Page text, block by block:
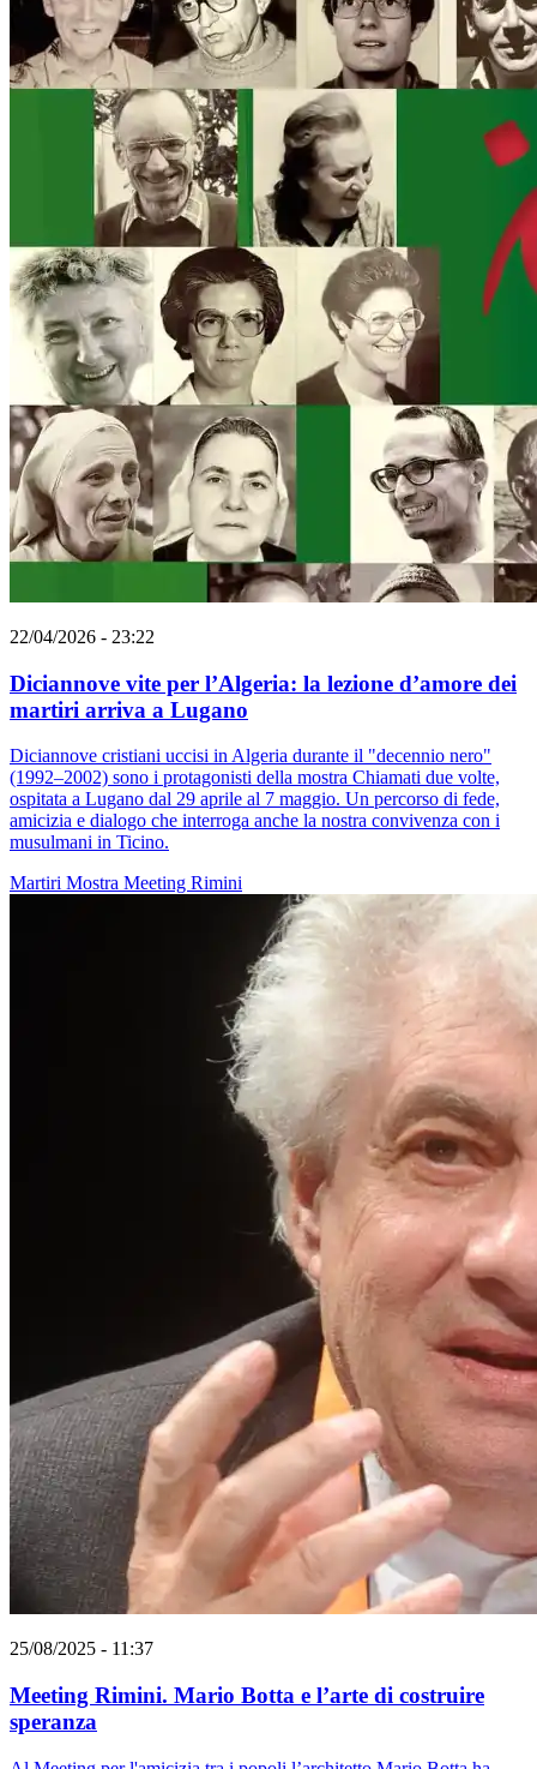
22/04/2026 - 23:22
Diciannove vite per l’Algeria: la lezione d’amore dei
martiri arriva a Lugano
Diciannove cristiani uccisi in Algeria durante il "decennio nero"
(1992–2002) sono i protagonisti della mostra Chiamati due volte,
ospitata a Lugano dal 29 aprile al 7 maggio. Un percorso di fede,
amicizia e dialogo che interroga anche la nostra convivenza con i
musulmani in Ticino.
Martiri Mostra Meeting Rimini
25/08/2025 - 11:37
Meeting Rimini. Mario Botta e l’arte di costruire
speranza